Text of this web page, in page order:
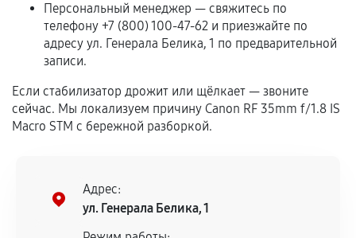
самостоятельно
Гарантия на выполненные работы может
сохраняться полностью или частично, если
Предоставленные детали подходят по
техническим параметрам и не имеют внешних
центром.
При этом гарантия на сами комплектующие
Персональный менеджер — свяжитесь по
телефону +7 (800) 100-47-62 и приезжайте по
адресу ул. Генерала Белика, 1 по предварительной
записи.
Если стабилизатор дрожит или щёлкает — звоните
сейчас. Мы локализуем причину Canon RF 35mm f/1.8 IS
Macro STM с бережной разборкой.
Адрес:
ул. Генерала Белика, 1